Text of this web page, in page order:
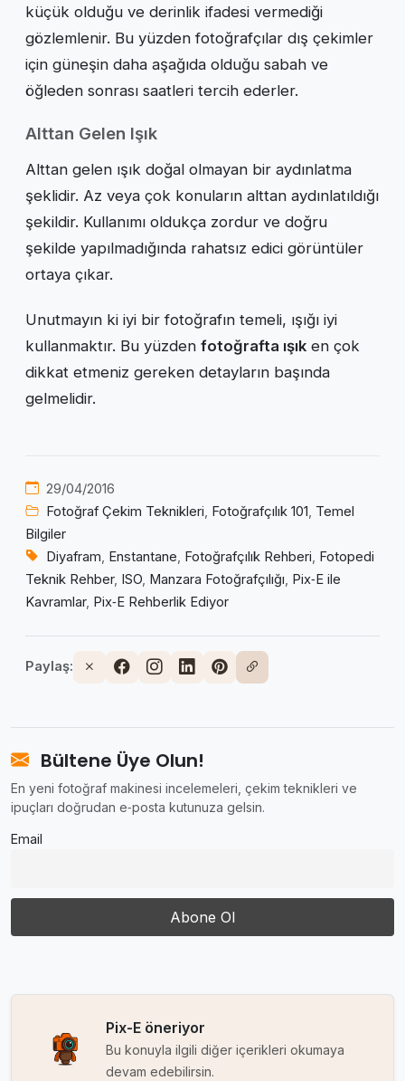
küçük olduğu ve derinlik ifadesi vermediği
gözlemlenir. Bu yüzden fotoğrafçılar dış çekimler
için güneşin daha aşağıda olduğu sabah ve
öğleden sonrası saatleri tercih ederler.
Alttan Gelen Işık
Alttan gelen ışık doğal olmayan bir aydınlatma
şeklidir. Az veya çok konuların alttan aydınlatıldığı
şekildir. Kullanımı oldukça zordur ve doğru
şekilde yapılmadığında rahatsız edici görüntüler
ortaya çıkar.
Unutmayın ki iyi bir fotoğrafın temeli, ışığı iyi
kullanmaktır. Bu yüzden fotoğrafta ışık en çok
dikkat etmeniz gereken detayların başında
gelmelidir.
29/04/2016
Fotoğraf Çekim Teknikleri, Fotoğrafçılık 101, Temel
Bilgiler
Diyafram, Enstantane, Fotoğrafçılık Rehberi, Fotopedi
Teknik Rehber, ISO, Manzara Fotoğrafçılığı, Pix‑E ile
Kavramlar, Pix‑E Rehberlik Ediyor
Paylaş:
Bültene Üye Olun!
En yeni fotoğraf makinesi incelemeleri, çekim teknikleri ve
ipuçları doğrudan e‑posta kutunuza gelsin.
Email
Pix-E öneriyor
Bu konuyla ilgili diğer içerikleri okumaya
devam edebilirsin.